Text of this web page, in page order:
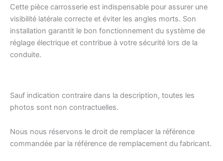
Cette pièce carrosserie est indispensable pour assurer une
visibilité latérale correcte et éviter les angles morts. Son
installation garantit le bon fonctionnement du système de
réglage électrique et contribue à votre sécurité lors de la
conduite.
Sauf indication contraire dans la description, toutes les
photos sont non contractuelles.
Nous nous réservons le droit de remplacer la référence
commandée par la référence de remplacement du fabricant.